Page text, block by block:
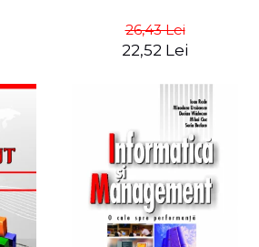
26,43 Lei
22,52 Lei